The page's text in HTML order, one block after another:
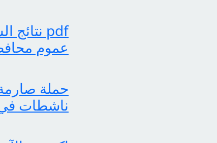
عموم
حملة
ناشطات في